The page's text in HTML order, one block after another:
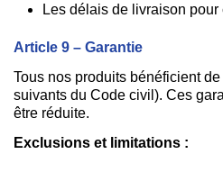
Les délais de livraison
Article 9 – Garantie
Tous nos produits bénéficient de
suivants du Code civil). Ces
être réduite.
Exclusions et limitations :